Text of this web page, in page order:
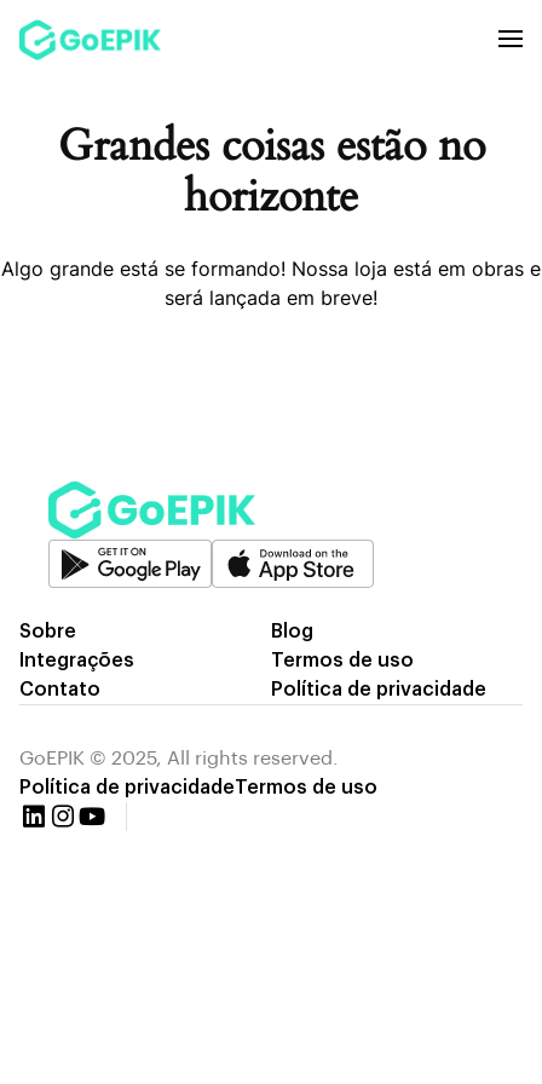
Grandes coisas estão no
horizonte
Algo grande está se formando! Nossa loja está em obras e
será lançada em breve!
Sobre
Integrações
Contato
Blog
Termos de uso
Política de privacidade
GoEPIK © 2025, All rights reserved.
Política de privacidadeTermos de uso